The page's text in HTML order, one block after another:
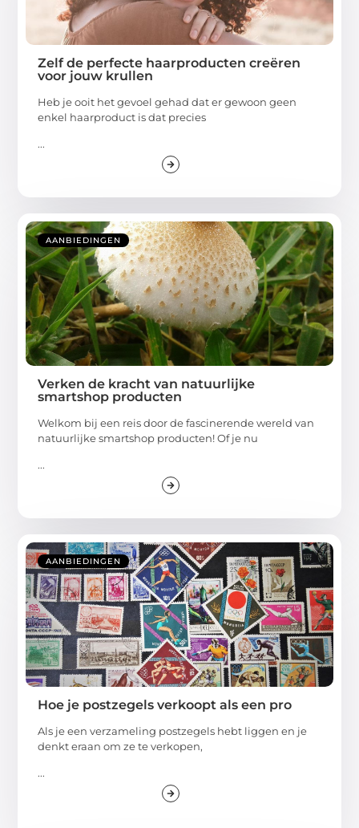
Zelf de perfecte haarproducten creëren
voor jouw krullen
Heb je ooit het gevoel gehad dat er gewoon geen
enkel haarproduct is dat precies
...
AANBIEDINGEN
Verken de kracht van natuurlijke
smartshop producten
Welkom bij een reis door de fascinerende wereld van
natuurlijke smartshop producten! Of je nu
...
AANBIEDINGEN
Hoe je postzegels verkoopt als een pro
Als je een verzameling postzegels hebt liggen en je
denkt eraan om ze te verkopen,
...